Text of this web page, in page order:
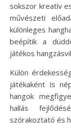
sokszor kreatív
művészeti
különleges
beépítik a
játékos
Külön
játékaként is
hangok
hallás
szórakoztató és